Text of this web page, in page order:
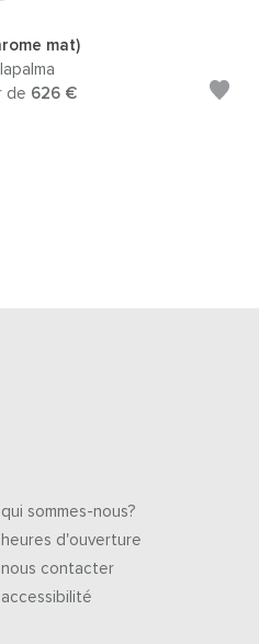
mat)
de 626 €
qui sommes-nous?
heures d'ouverture
nous contacter
accessibilité